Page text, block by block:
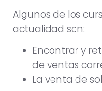
Algunos de los
actualidad son:
Encontrar y
de ventas
La venta de